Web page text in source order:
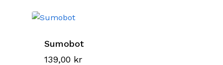
Sumobot
139,00 kr